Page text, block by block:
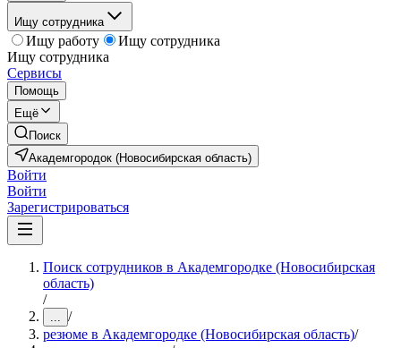
Ищу сотрудника
Ищу работу
Ищу сотрудника
Ищу сотрудника
Сервисы
Помощь
Ещё
Поиск
Академгородок (Новосибирская область)
Войти
Войти
Зарегистрироваться
Поиск сотрудников в Академгородке (Новосибирская
область)
/
... /
резюме в Академгородке (Новосибирская область)/